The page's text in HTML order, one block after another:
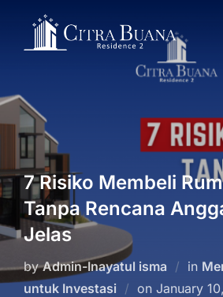
content
7 Risiko Membeli
Tanpa Rencana
Jelas
byAdmin-Inayatul isma in
untuk Investasi
on Posted
January